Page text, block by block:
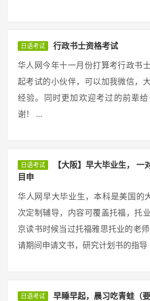
日语考试 行政书士资格考试
华人网今年十一月份打算考行政书
起考试的小伙伴，可以加我微信，
经验。同时更加欢迎考过的前辈
谢！ ...
日语考试
【大阪】早大毕业生， 一
目申
华人网早大毕业生，本科是美国的
次定制辅导，内容可覆盖托福，托
京读书时候当过托福雅思托业的老
请期间申请文书，研究计划书的指导
日语考试
早睡早起，晨习吃青蛙（